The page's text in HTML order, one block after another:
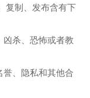
复制、发布含有下
凶杀、恐怖或者教
誉、隐私和其他合